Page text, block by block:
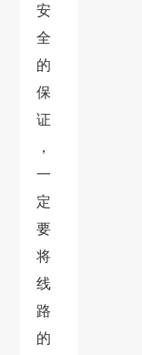
安
全
的
保
证
，
一
定
要
将
线
路
的